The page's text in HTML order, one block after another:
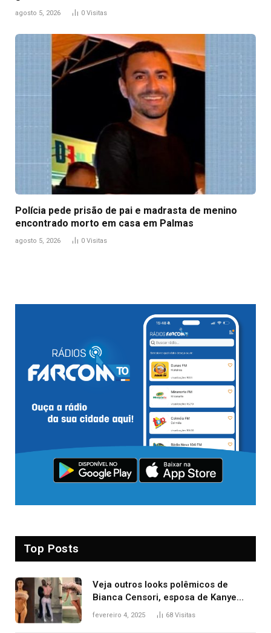
agosto 5, 2026 0 Visitas
Polícia pede prisão de pai e madrasta de menino
encontrado morto em casa em Palmas
agosto 5, 2026 0 Visitas
Top Posts
Veja outros looks polêmicos de
Bianca Censori, esposa de Kanye
West que apareceu nua no Grammy
fevereiro 4, 2025 68 Visitas